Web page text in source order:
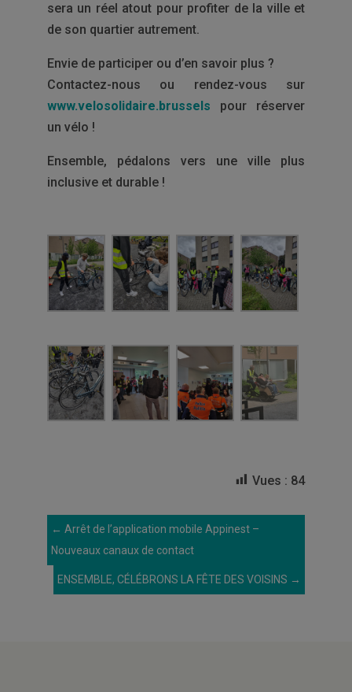
sera un réel atout pour profiter de la ville et
de son quartier autrement.
Envie de participer ou d’en savoir plus ?
Contactez-nous ou rendez-vous sur
www.velosolidaire.brussels pour réserver
un vélo !
Ensemble, pédalons vers une ville plus
inclusive et durable !
Vues : 84
← Arrêt de l’application mobile Appinest –
Nouveaux canaux de contact
ENSEMBLE, CÉLÉBRONS LA FÊTE DES VOISINS →